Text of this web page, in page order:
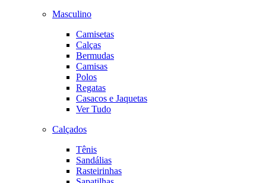
Masculino
Camisetas
Calças
Bermudas
Camisas
Polos
Regatas
Casacos e Jaquetas
Ver Tudo
Calçados
Tênis
Sandálias
Rasteirinhas